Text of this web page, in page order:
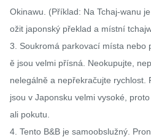
Okinawu. (Příklad: Na Tchaj-wanu
ožit japonský překlad a místní
3. Soukromá parkovací místa nebo
ě jsou velmi přísná. Neokupujte,
nelegálně a nepřekračujte rychlost.
jsou v Japonsku velmi vysoké,
ali pokutu.
4. Tento B&B je samoobslužný.